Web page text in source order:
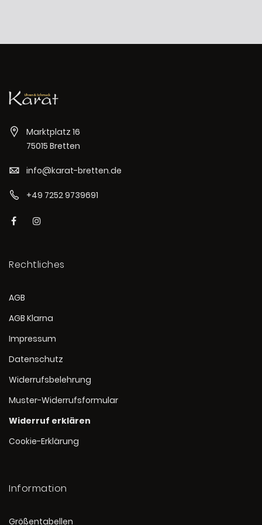
Marktplatz 16
75015 Bretten
info@karat-bretten.de
+49 7252 9739691
Rechtliches
AGB
AGB Klarna
Impressum
Datenschutz
Widerrufsbelehrung
Muster-Widerrufsformular
Widerruf erklären
Cookie-Erklärung
Information
Größentabellen